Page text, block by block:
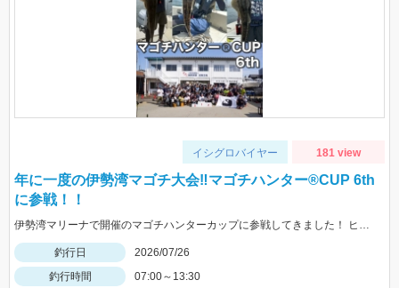
イシグロバイヤー 181 view
年に一度の伊勢湾マゴチ大会‼マゴチハンター®︎CUP 6th
に参戦！！
伊勢湾マリーナで開催のマゴチハンターカップに参戦してきました！ ヒットルアーはイージーラボ、水波、DUOジャンゴ、ドライブSSギルなど。
釣行日
2026/07/26
釣行時間
07:00～13:30